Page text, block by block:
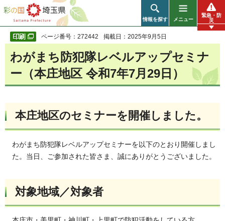
彩の国 埼玉県
情報を探す メニュー
緊急・防
災
ページ番号：272442 掲載日：2025年9月5日
わがまち防犯隊レベルアップセミナ
ー（本庄地区 令和7年7月29日）
本庄地区のセミナーを開催しました。
わがまち防犯隊レベルアップセミナーを以下のとおり開催しまし
た。当日、ご参加された皆さま、誠にありがとうございました。
対象地域／対象者